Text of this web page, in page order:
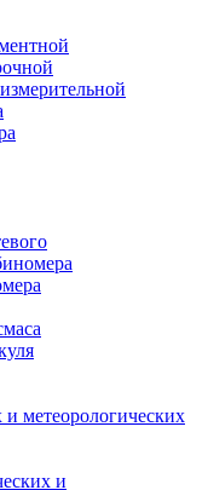
метеорологических
и